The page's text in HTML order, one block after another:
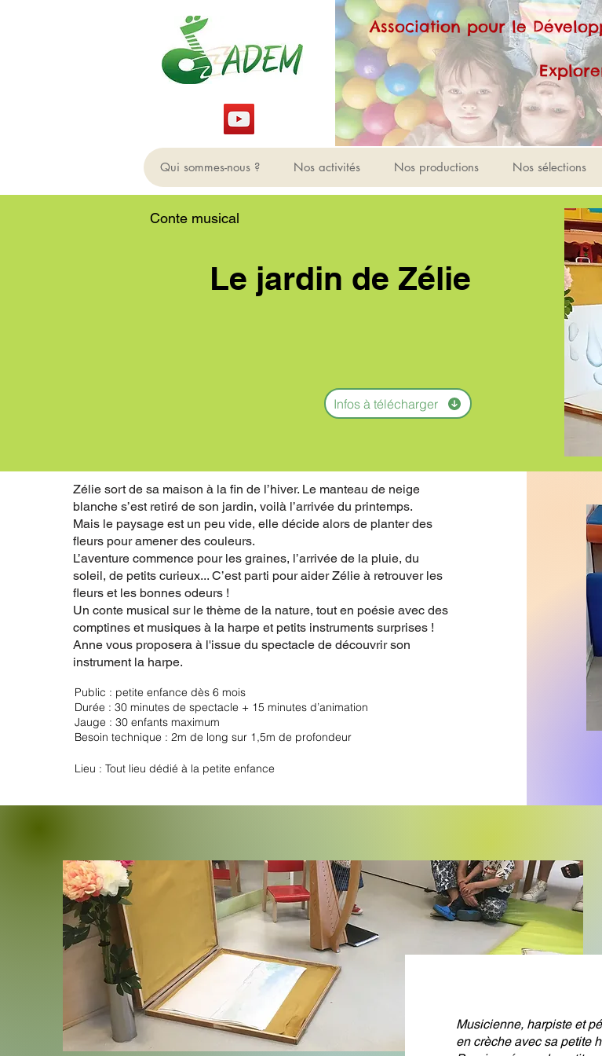
Association pour le
Explorer le
Qui sommes-nous ? Nos activités Nos productions Nos sélections
Conte musical
Le jardin de Zélie
Infos à télécharger
Zélie sort de sa maison à la fin de l’hiver. Le manteau de neige
blanche s’est retiré de son jardin, voilà l’arrivée du printemps.
Mais le paysage est un peu vide, elle décide alors de planter des
fleurs pour amener des couleurs.
L’aventure commence pour les graines, l’arrivée de la pluie, du
soleil, de petits curieux... C’est parti pour aider Zélie à retrouver les
fleurs et les bonnes odeurs !
Un conte musical sur le thème de la nature, tout en poésie avec des
comptines et musiques à la harpe et petits instruments surprises !
Anne vous proposera à l'issue du spectacle de découvrir son
instrument la harpe.
Public : petite enfance dès 6 mois
Durée : 30 minutes de spectacle + 15 minutes d’animation
Jauge : 30 enfants maximum
Besoin technique : 2m de long sur 1,5m de profondeur
Lieu : Tout lieu dédié à la petite enfance
Musicienne, harpiste et
en crèche avec sa petite